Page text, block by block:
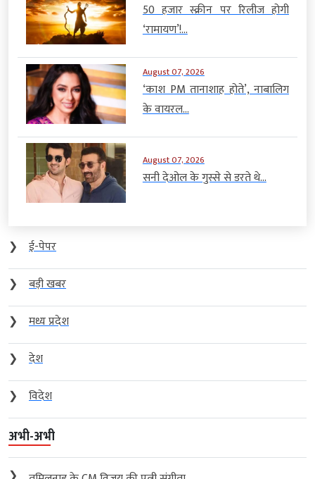
50 हजार स्क्रीन पर रिलीज होगी
‘रामायण’!...
August 07, 2026
‘काश PM तानाशाह होते’, नाबालिग
के वायरल...
August 07, 2026
सनी देओल के गुस्से से डरते थे...
❯
ई-पेपर
❯
बड़ी खबर
❯
मध्य प्रदेश
❯
देश
❯
विदेश
अभी-अभी